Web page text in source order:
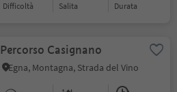
Difficoltà Salita durata
Percorso Casignano
Egna, Montagna, Strada del Vino